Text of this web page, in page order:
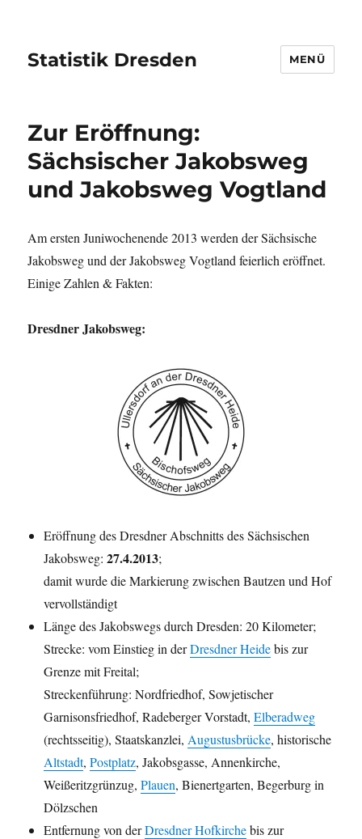
Statistik Dresden MENÜ
Zur Eröffnung:
Sächsischer Jakobsweg
und Jakobsweg Vogtland
Am ersten Juniwochenende 2013 werden der Sächsische
Jakobsweg und der Jakobsweg Vogtland feierlich eröffnet.
Einige Zahlen & Fakten:
Dresdner Jakobsweg:
Eröffnung des Dresdner Abschnitts des Sächsischen
Jakobsweg:27.4.2013;
damit wurde die Markierung zwischen Bautzen und Hof
vervollständigt
Länge des Jakobswegs durch Dresden: 20 Kilometer;
Strecke: vom Einstieg in derDresdner Heidebis zur
Grenze mit Freital;
Streckenführung: Nordfriedhof, Sowjetischer
Garnisonsfriedhof, Radeberger Vorstadt,Elberadweg
(rechtsseitig), Staatskanzlei, Augustusbrücke, historische
Altstadt,Postplatz, Jakobsgasse, Annenkirche,
Weißeritzgrünzug,Plauen, Bienertgarten, Begerburg in
Dölzschen
Entfernung von derDresdner Hofkirchebis zur